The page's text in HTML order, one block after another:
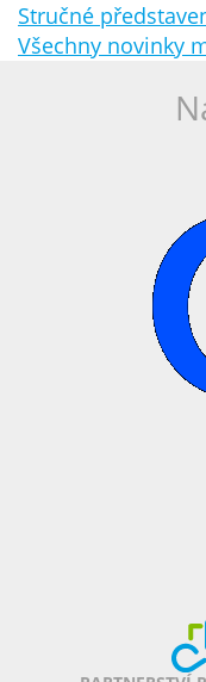
Stručné
Všechny novinky